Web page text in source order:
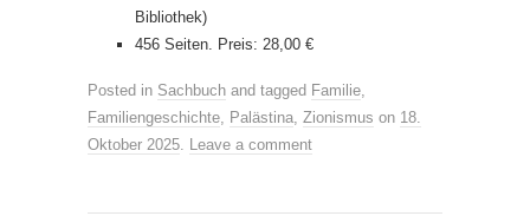
Bibliothek)
456 Seiten. Preis: 28,00 €
Posted in Sachbuch and tagged Familie
Familiengeschichte Palästina Zionismus on 18.
Oktober 2025 Leave a comment